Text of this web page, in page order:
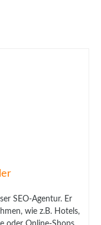
SEO-Agentur. Er
wie z.B. Hotels,